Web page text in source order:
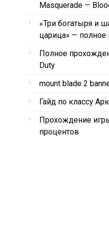
Masquerade —
«Три богатыря и
царица» —
Полное
Duty
mount blade 2
Гайд по классу
Прохождение
процентов